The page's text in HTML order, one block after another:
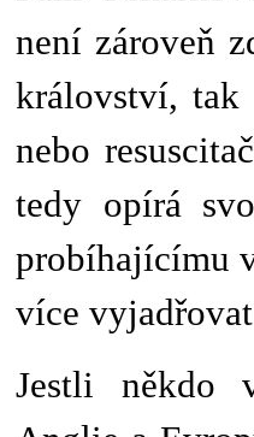
není zároveň
království, tak
nebo
tedy opírá
probíhajícímu
více
Jestli někdo